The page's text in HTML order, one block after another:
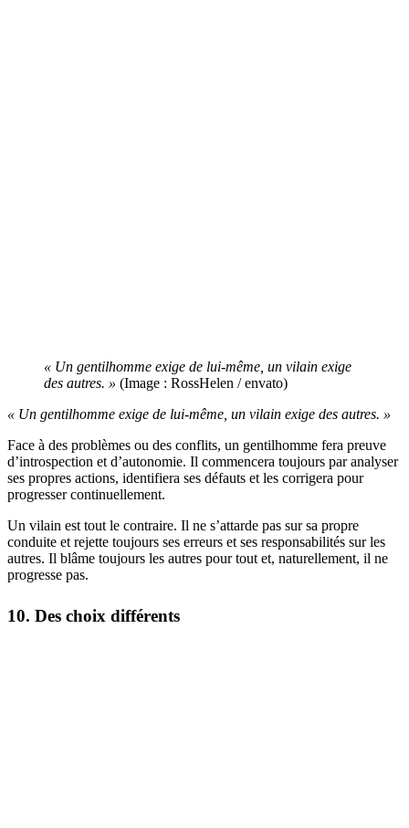
« Un gentilhomme exige de lui-même, un vilain exige
des autres. » (Image : RossHelen / envato)
« Un gentilhomme exige de lui-même, un vilain exige des autres. »
Face à des problèmes ou des conflits, un gentilhomme fera preuve
d’introspection et d’autonomie. Il commencera toujours par analyser
ses propres actions, identifiera ses défauts et les corrigera pour
progresser continuellement.
Un vilain est tout le contraire. Il ne s’attarde pas sur sa propre
conduite et rejette toujours ses erreurs et ses responsabilités sur les
autres. Il blâme toujours les autres pour tout et, naturellement, il ne
progresse pas.
10. Des choix différents